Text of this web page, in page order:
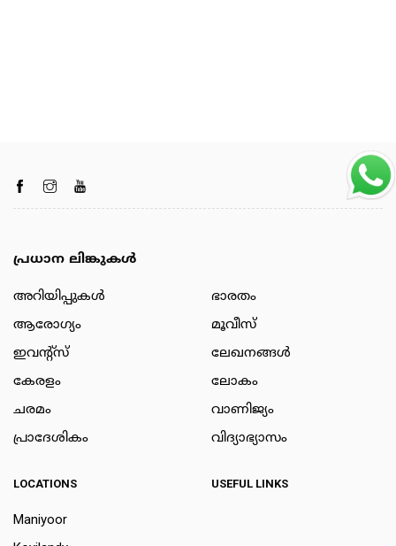
പ്രധാന ലിങ്കുകൾ
അറിയിപ്പുകള്‍
ആരോഗ്യം
ഇവന്റ്സ്
കേരളം
ചരമം
പ്രാദേശികം
ഭാരതം
മൂവീസ്
ലേഖനങ്ങള്‍
ലോകം
വാണിജ്യം
വിദ്യാഭ്യാസം
LOCATIONS
Maniyoor
USEFUL LINKS